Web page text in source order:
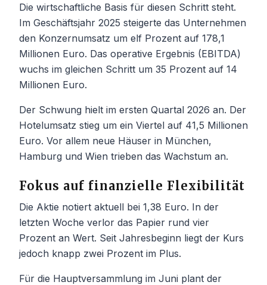
Die wirtschaftliche Basis für diesen Schritt steht.
Im Geschäftsjahr 2025 steigerte das Unternehmen
den Konzernumsatz um elf Prozent auf 178,1
Millionen Euro. Das operative Ergebnis (EBITDA)
wuchs im gleichen Schritt um 35 Prozent auf 14
Millionen Euro.
Der Schwung hielt im ersten Quartal 2026 an. Der
Hotelumsatz stieg um ein Viertel auf 41,5 Millionen
Euro. Vor allem neue Häuser in München,
Hamburg und Wien trieben das Wachstum an.
Fokus auf finanzielle Flexibilität
Die Aktie notiert aktuell bei 1,38 Euro. In der
letzten Woche verlor das Papier rund vier
Prozent an Wert. Seit Jahresbeginn liegt der Kurs
jedoch knapp zwei Prozent im Plus.
Für die Hauptversammlung im Juni plant der